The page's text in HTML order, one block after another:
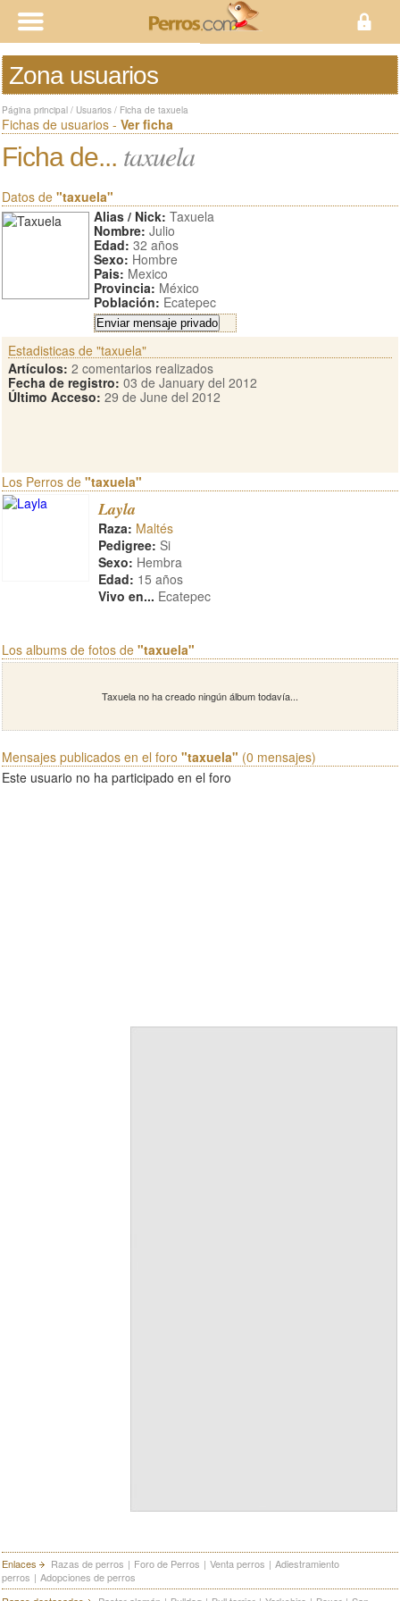
Zona usuarios
Página principal / Usuarios / Ficha de taxuela
Fichas de usuarios - Ver ficha
Ficha de... taxuela
Datos de "taxuela"
Alias / Nick: Taxuela
Nombre: Julio
Edad: 32 años
Sexo: Hombre
Pais: Mexico
Provincia: México
Población: Ecatepec
Estadisticas de "taxuela"
Artículos: 2 comentarios realizados
Fecha de registro: 03 de January del 2012
Último Acceso: 29 de June del 2012
Los Perros de "taxuela"
Layla
Raza: Maltés
Pedigree: Si
Sexo: Hembra
Edad: 15 años
Vivo en... Ecatepec
Los albums de fotos de "taxuela"
Taxuela no ha creado ningún álbum todavía...
Mensajes publicados en el foro "taxuela" (0 mensajes)
Este usuario no ha participado en el foro
Enlaces Razas de perros | Foro de Perros | Venta perros | Adiestramiento
perros | Adopciones de perros